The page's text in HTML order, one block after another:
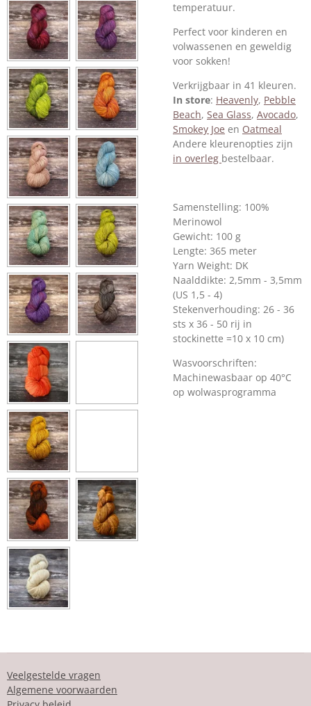
temperatuur.
Perfect voor kinderen en
volwassenen en geweldig
voor sokken!
Verkrijgbaar in 41 kleuren.
In store: Heavenly, Pebble
Beach, Sea Glass, Avocado,
Smokey Joe en Oatmeal
Andere kleurenopties zijn
in overleg bestelbaar.
Samenstelling: 100%
Merinowol
Gewicht: 100 g
Lengte: 365 meter
Yarn Weight: DK
Naalddikte: 2,5mm - 3,5mm
(US 1,5 - 4)
Stekenverhouding: 26 - 36
sts x 36 - 50 rij in
stockinette =10 x 10 cm)
Wasvoorschriften:
Machinewasbaar op 40°C
op wolwasprogramma
Veelgestelde vragen
Algemene voorwaarden